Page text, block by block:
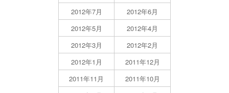
2012年7月
2012年6月
2012年5月
2012年4月
2012年3月
2012年2月
2012年1月
2011年12月
2011年11月
2011年10月